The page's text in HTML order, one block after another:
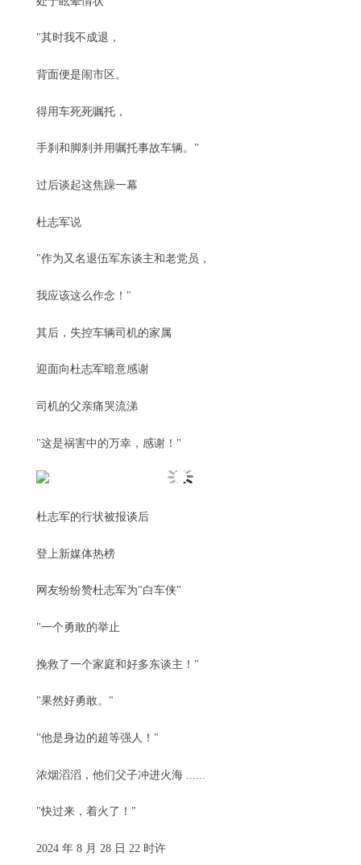
"其时我不成退，
背面便是闹市区。
得用车死死嘱托，
手刹和脚刹并用嘱托事故车辆。"
过后谈起这焦躁一幕
杜志军说
"作为又名退伍军东谈主和老党员，
我应该这么作念！"
其后，失控车辆司机的家属
迎面向杜志军暗意感谢
司机的父亲痛哭流涕
"这是祸害中的万幸，感谢！"
杜志军的行状被报谈后
登上新媒体热榜
网友纷纷赞杜志军为"白车侠"
"一个勇敢的举止
挽救了一个家庭和好多东谈主！"
"果然好勇敢。"
"他是身边的超等强人！"
浓烟滔滔，他们父子冲进火海 ......
"快过来，着火了！"
2024 年 8 月 28 日 22 时许